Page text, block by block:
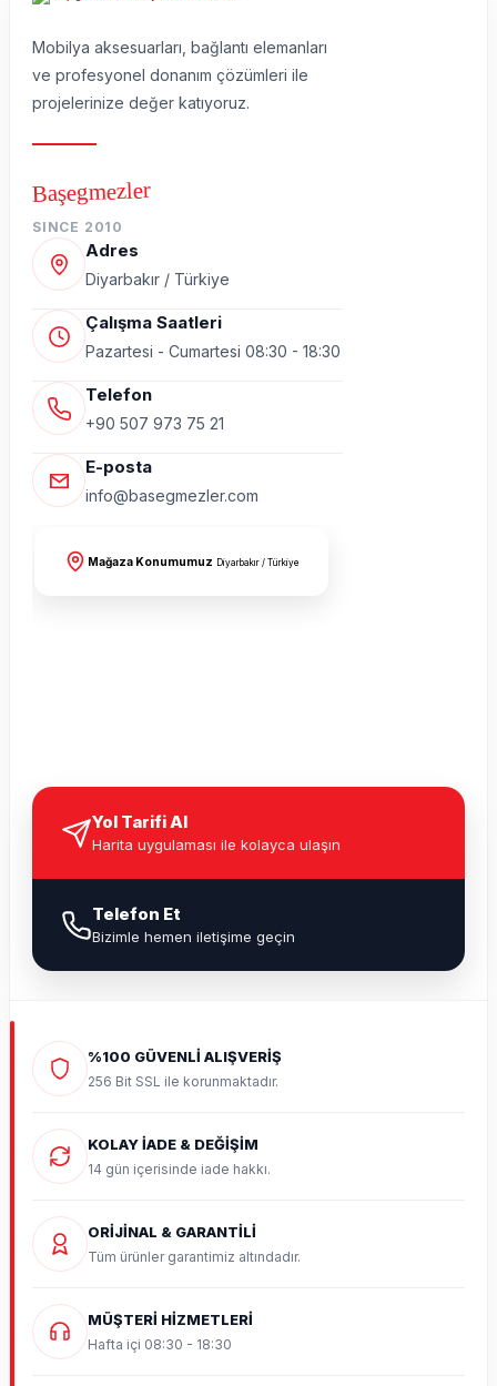
Mobilya aksesuarları, bağlantı elemanları
ve profesyonel donanım çözümleri ile
projelerinize değer katıyoruz.
Başegmezler
SINCE 2010
Adres
Diyarbakır / Türkiye
Çalışma Saatleri
Pazartesi - Cumartesi 08:30 - 18:30
Telefon
+90 507 973 75 21
E-posta
info@basegmezler.com
Mağaza Konumumuz Diyarbakır / Türkiye
Yol Tarifi Al
Harita uygulaması ile kolayca ulaşın
Telefon Et
Bizimle hemen iletişime geçin
%100 GÜVENLİ ALIŞVERİŞ
256 Bit SSL ile korunmaktadır.
KOLAY İADE & DEĞİŞİM
14 gün içerisinde iade hakkı.
ORİJİNAL & GARANTİLİ
Tüm ürünler garantimiz altındadır.
MÜŞTERİ HİZMETLERİ
Hafta içi 08:30 - 18:30